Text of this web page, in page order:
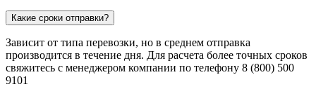
Какие сроки отправки?
Зависит от типа перевозки, но в среднем отправка
производится в течение дня. Для расчета более точных сроков
свяжитесь с менеджером компании по телефону 8 (800) 500
9101